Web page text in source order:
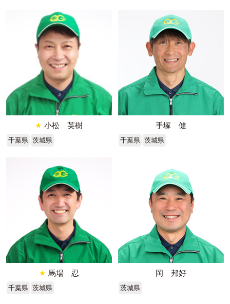
★ 小松 英樹
千葉県 茨城県
手塚 健
千葉県 茨城県
★ 馬場 忍
千葉県 茨城県
岡 邦好
茨城県